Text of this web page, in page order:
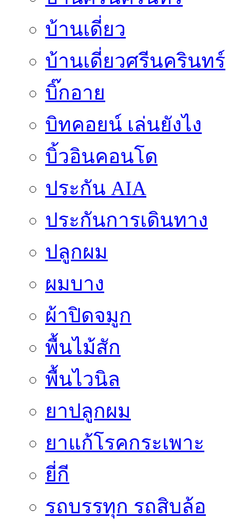
บ้านเดี่ยว
บ้านเดี่ยวศรีนครินทร์
บิ๊กอาย
บิทคอยน์ เล่นยังไง
บิ้วอินคอนโด
ประกัน AIA
ประกันการเดินทาง
ปลูกผม
ผมบาง
ผ้าปิดจมูก
พื้นไม้สัก
พื้นไวนิล
ยาปลูกผม
ยาแก้โรคกระเพาะ
ยี่กี
รถบรรทุก รถสิบล้อ